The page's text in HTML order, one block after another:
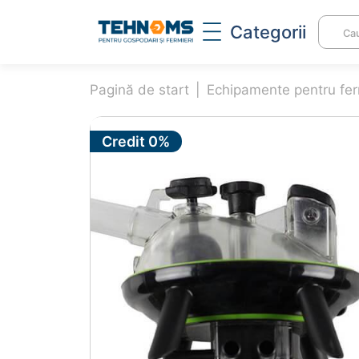
Categorii
GRANULATOARE FURAJE
Granulatoare
Matrice și role
TOCATOARE DE FURAJE ȘI
CEREALE
Tocator pentru furaje
Zdrobitoare electrică
rădăcinoase
Moară de cereale
Amestecător furaje
Pagină de start Echipamente pentru
Credit 0%